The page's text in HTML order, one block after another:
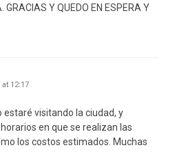
GRACIAS Y QUEDO EN ESPERA Y
12:17
estaré visitando la ciudad, y
en que se realizan las
los costos estimados. Muchas